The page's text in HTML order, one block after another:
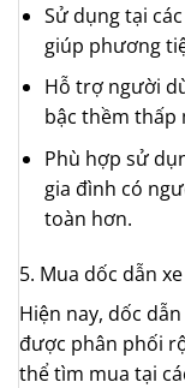
Sử dụng tại
giúp phương
Hỗ trợ người
bậc thềm thấp
Phù hợp sử
gia đình có
toàn hơn.
5. Mua dốc dẫn
Hiện nay, dốc
được phân phối
thể tìm mua tại